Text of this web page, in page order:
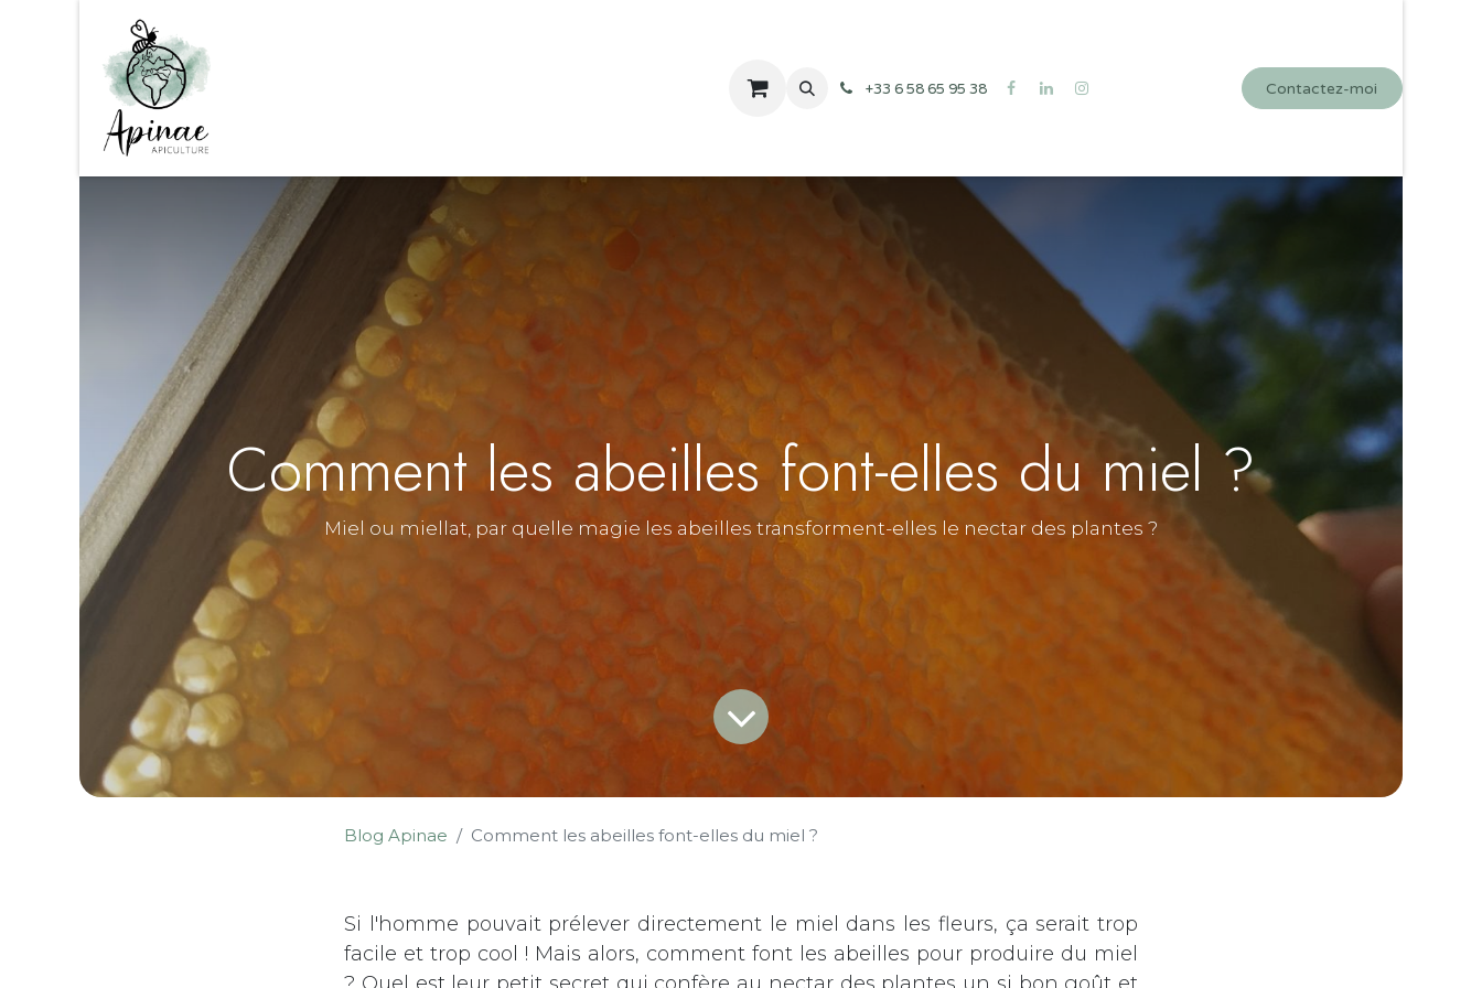
Me retrouver Mon histoire Mes engagements Collaborations
+33 6 58 65 95 38 Contactez-moi
Comment les abeilles font-elles du miel ?
Miel ou miellat, par quelle magie les abeilles transforment-elles le nectar des plantes ?
Blog Apinae Comment les abeilles font-elles du miel ?
Si l'homme pouvait prélever directement le miel dans les fleurs, ça serait trop
facile et trop cool ! Mais alors, comment font les abeilles pour produire du miel